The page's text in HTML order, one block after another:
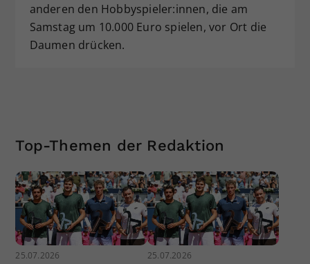
anderen den Hobbyspieler:innen, die am
Samstag um 10.000 Euro spielen, vor Ort die
Daumen drücken.
Top-Themen der Redaktion
25.07.2026 25.07.2026